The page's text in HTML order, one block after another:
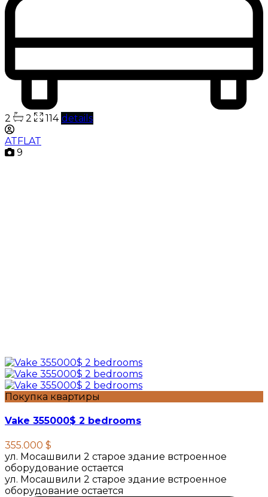
2 2 114 details
ATFLAT
9
Покупка квартиры
Vake 355000$ 2 bedrooms
355.000 $
ул. Мосашвили 2 старое здание встроенное
оборудование остается
ул. Мосашвили 2 старое здание встроенное
оборудование остается